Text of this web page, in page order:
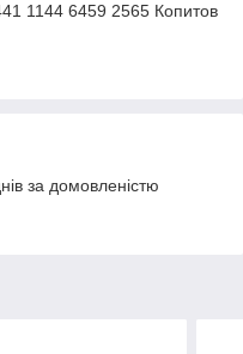
1144 6459 2565 Копитов
за домовленістю